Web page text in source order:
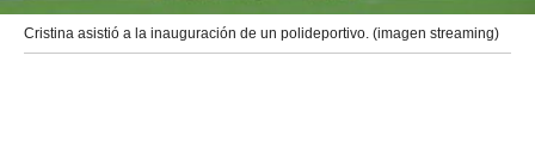
Cristina asistió a la inauguración de un polideportivo. (imagen streaming)